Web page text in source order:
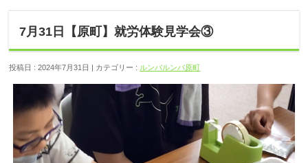
7月31日【原町】就労体験見学会③
投稿日 : 2024年7月31日 | カテゴリー : ルンバルンバ原町